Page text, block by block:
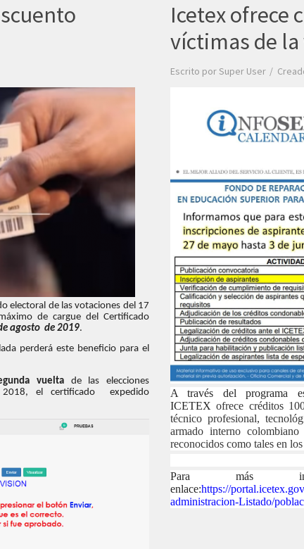
electoral de las votaciones del 17
de cargue del Certificado
agosto de 2019.
perderá este beneficio para el
vuelta de las elecciones
2018, el certificado expedido
Icetex ofrece
víctimas de
Escrito porSuper User
A través del programa
ICETEXofrece créditos
técnico profesional,
armado interno
reconocidos como tales en
Para más
enlace:https://
administracion-Listado/